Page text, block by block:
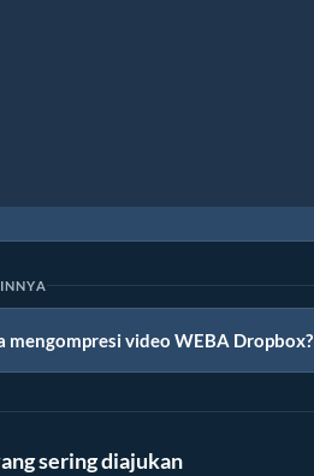
mengompresi video WEBA Dropbox?
sering diajukan